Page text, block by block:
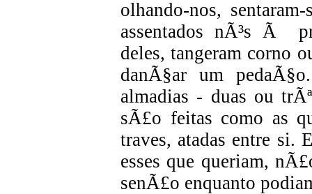
olhando-nos,
assentados nÃ³s Ã
deles, tangeram corno
danÃ§ar um
almadias - duas ou
sÃ£o feitas como as
traves, atadas entre si.
esses que queriam,
senÃ£o enquanto